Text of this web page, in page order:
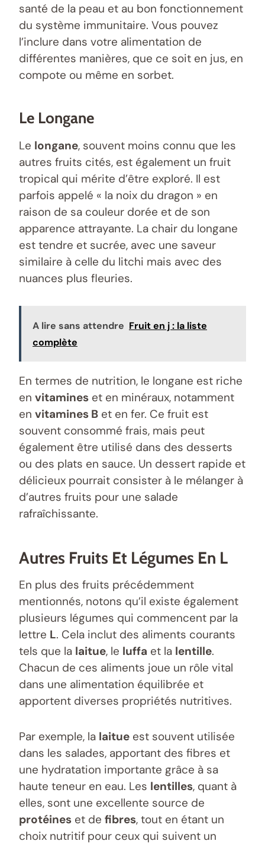
santé de la peau et au bon fonctionnement
du système immunitaire. Vous pouvez
l’inclure dans votre alimentation de
différentes manières, que ce soit en jus, en
compote ou même en sorbet.
Le Longane
Le longane, souvent moins connu que les
autres fruits cités, est également un fruit
tropical qui mérite d’être exploré. Il est
parfois appelé « la noix du dragon » en
raison de sa couleur dorée et de son
apparence attrayante. La chair du longane
est tendre et sucrée, avec une saveur
similaire à celle du litchi mais avec des
nuances plus fleuries.
A lire sans attendre Fruit en j : la liste
complète
En termes de nutrition, le longane est riche
en vitamines et en minéraux, notamment
en vitamines B et en fer. Ce fruit est
souvent consommé frais, mais peut
également être utilisé dans des desserts
ou des plats en sauce. Un dessert rapide et
délicieux pourrait consister à le mélanger à
d’autres fruits pour une salade
rafraîchissante.
Autres Fruits Et Légumes En L
En plus des fruits précédemment
mentionnés, notons qu’il existe également
plusieurs légumes qui commencent par la
lettre L. Cela inclut des aliments courants
tels que la laitue, le luffa et la lentille.
Chacun de ces aliments joue un rôle vital
dans une alimentation équilibrée et
apportent diverses propriétés nutritives.
Par exemple, la laitue est souvent utilisée
dans les salades, apportant des fibres et
une hydratation importante grâce à sa
haute teneur en eau. Les lentilles, quant à
elles, sont une excellente source de
protéines et de fibres, tout en étant un
choix nutritif pour ceux qui suivent un